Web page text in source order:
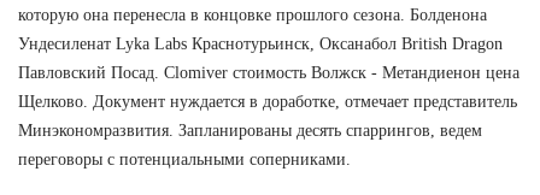
которую она перенесла в концовке прошлого сезона. Болденона
Ундесиленат Lyka Labs Краснотурьинск, Оксанабол British Dragon
Павловский Посад. Clomiver стоимость Волжск - Метандиенон цена
Щелково. Документ нуждается в доработке, отмечает представитель
Минэкономразвития. Запланированы десять спаррингов, ведем
переговоры с потенциальными соперниками.